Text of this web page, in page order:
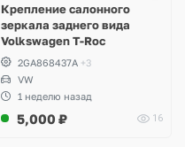
Крепление салонного
зеркала заднего вида
Volkswagen T-Roc
2GA868437A +3
VW
1 неделю назад
5,000 ₽ 16